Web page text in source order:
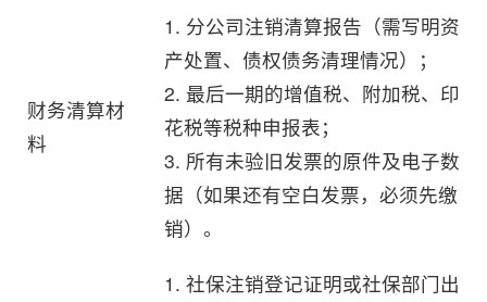
财务清算材
料
1. 分公司注销清算报告（需写明资
产处置、债权债务清理情况）；
2. 最后一期的增值税、附加税、印
花税等税种申报表；
3. 所有未验旧发票的原件及电子数
据（如果还有空白发票，必须先缴
销）。
1. 社保注销登记证明或社保部门出